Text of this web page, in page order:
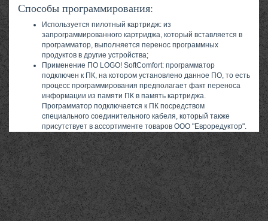
Способы программирования:
Используется пилотный картридж: из
запрограммированного картриджа, который вставляется в
программатор, выполняется перенос программных
продуктов в другие устройства;
Применение ПО LOGO! SoftComfort: программатор
подключен к ПК, на котором установлено данное ПО, то есть
процесс программирования предполагает факт переноса
информации из памяти ПК в память картриджа.
Программатор подключается к ПК посредством
специального соединительного кабеля, который также
присутствует в ассортименте товаров ООО "Евроредуктор".